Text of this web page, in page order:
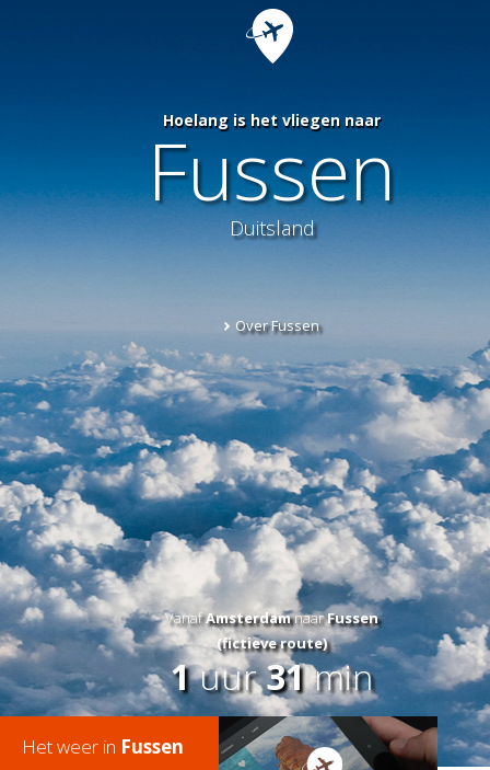
Hoelang is het vliegen naar
Fussen
Duitsland
Over Fussen
VanafAmsterdamnaarFussen
(fictieve route)
1uur31min
Het weer in Fussen